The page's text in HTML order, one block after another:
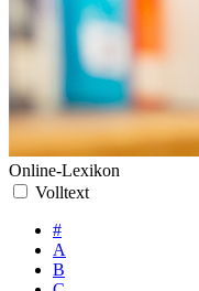
Online-Lexikon
Volltext
#
A
B